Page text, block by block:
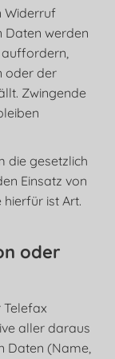
Widerruf
Daten werden
auffordern,
oder der
Zwingende
die gesetzlich
Einsatz von
ist Art.
oder
Telefax
aller daraus
Daten (Name,